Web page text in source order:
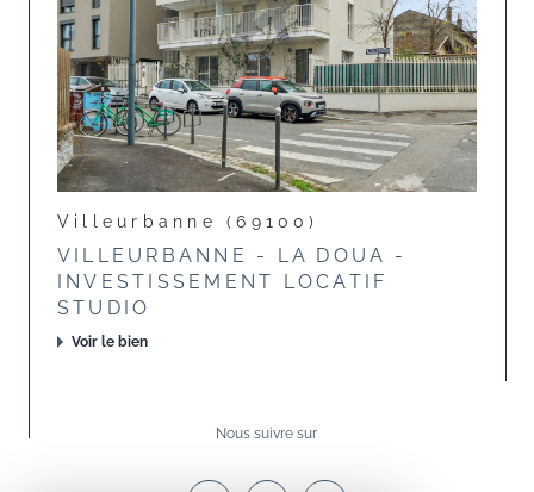
Villeurbanne (69100)
VILLEURBANNE - LA DOUA -
INVESTISSEMENT LOCATIF
STUDIO
Voir le bien
Nous suivre sur